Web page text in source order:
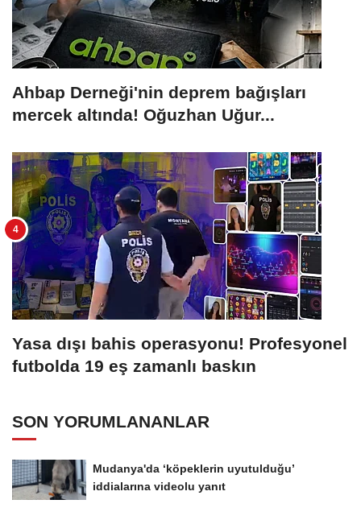
Ahbap Derneği'nin deprem bağışları
mercek altında! Oğuzhan Uğur...
Yasa dışı bahis operasyonu! Profesyonel
futbolda 19 eş zamanlı baskın
SON YORUMLANANLAR
Mudanya'da ‘köpeklerin uyutulduğu’
iddialarına videolu yanıt